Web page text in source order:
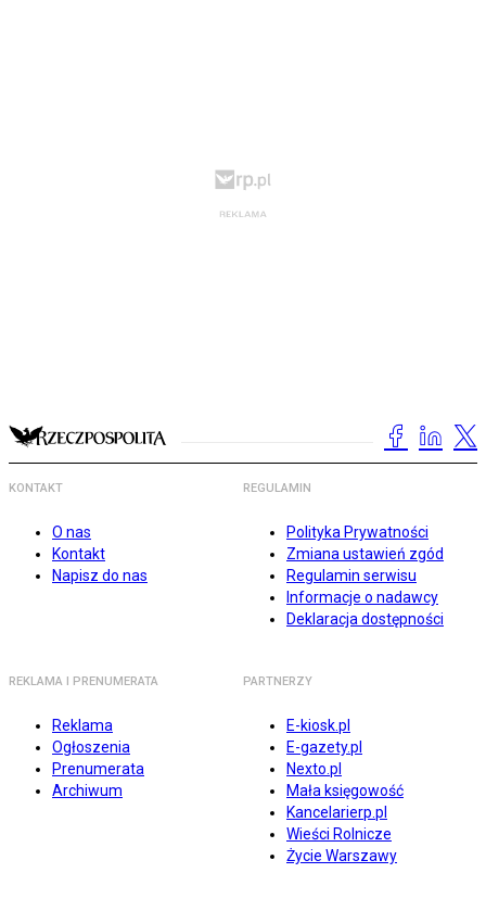
KONTAKT
O nas
Kontakt
Napisz do nas
REGULAMIN
Polityka Prywatności
Zmiana ustawień zgód
Regulamin serwisu
Informacje o nadawcy
Deklaracja dostępności
REKLAMA I PRENUMERATA
Reklama
Ogłoszenia
Prenumerata
Archiwum
PARTNERZY
E-kiosk.pl
E-gazety.pl
Nexto.pl
Mała księgowość
Kancelarierp.pl
Wieści Rolnicze
Życie Warszawy